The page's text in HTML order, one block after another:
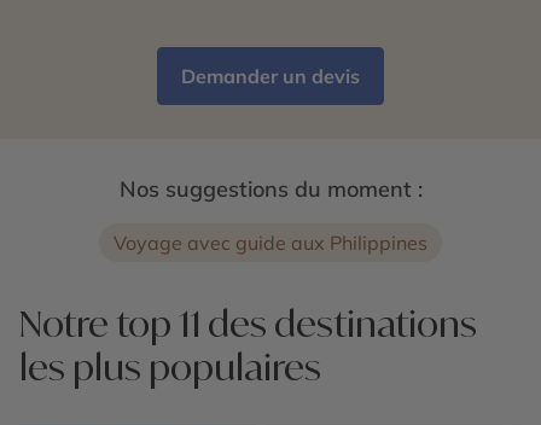
Demander un devis
Nos suggestions du moment :
Voyage avec guide aux Philippines
Notre top 11 des destinations
les plus populaires